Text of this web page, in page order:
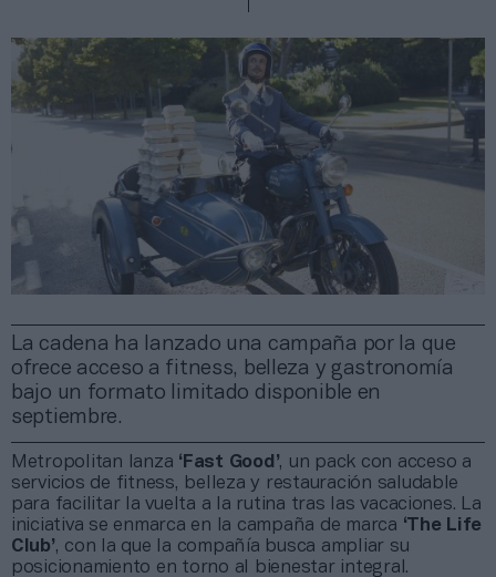
La cadena ha lanzado una campaña por la que
ofrece acceso a fitness, belleza y gastronomía
bajo un formato limitado disponible en
septiembre.
Metropolitan lanza ‘Fast Good’, un pack con acceso a
servicios de fitness, belleza y restauración saludable
para facilitar la vuelta a la rutina tras las vacaciones. La
iniciativa se enmarca en la campaña de marca ‘The Life
Club’, con la que la compañía busca ampliar su
posicionamiento en torno al bienestar integral.